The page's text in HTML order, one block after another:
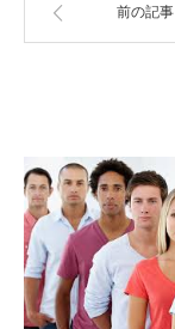
前の記事